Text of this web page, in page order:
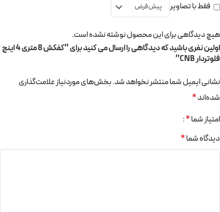
فقط با تصاویر
هیچ دیدگاهی برای این محصول نوشته نشده است.
اولین نفری باشید که دیدگاهی را ارسال می کنید برای “کفکش 8 متری 4 اینچ
فلوتردار CNB”
نشانی ایمیل شما منتشر نخواهد شد.بخش‌های موردنیاز علامت‌گذاری
شده‌اند*
امتیاز شما*
دیدگاه شما*